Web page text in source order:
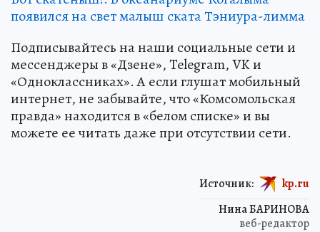
появился на свет малыш ската Тэниура-лимма
Подписывайтесь на наши социальные сети и
мессенджеры в «Дзене», Telegram, VK и
«Одноклассниках». А если глушат мобильный
интернет, не забывайте, что «Комсомольская
правда» находится в «белом списке» и вы
можете ее читать даже при отсутствии сети.
Нина БАРИНОВА
веб-редактор
Источник: kp.ru